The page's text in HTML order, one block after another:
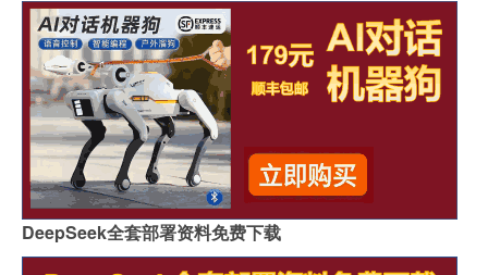
DeepSeek全套部署资料免费下载